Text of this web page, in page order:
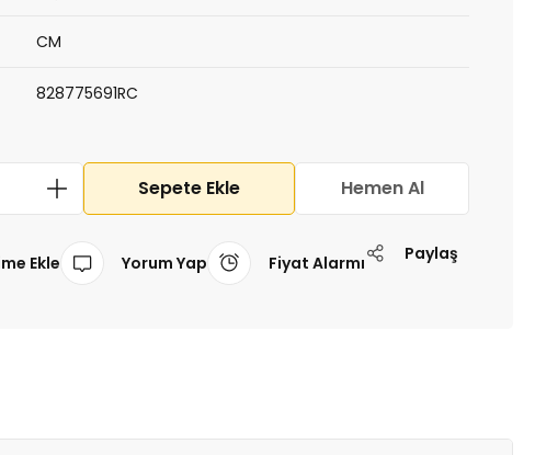
CM
828775691RC
Sepete Ekle Hemen Al
Yorum Yap Fiyat Alarmı Paylaş